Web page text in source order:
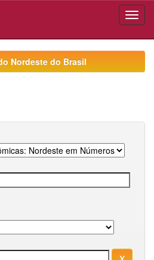
Nordeste do Brasil